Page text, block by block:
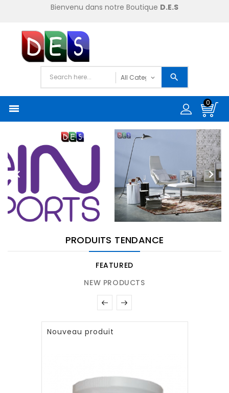
Bienvenu dans notre Boutique D.E.S

0
 
PRODUITS TENDANCE
FEATURED
NEW PRODUCTS
Nouveau produit